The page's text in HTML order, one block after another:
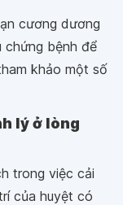
cương dương
chứng bệnh để
khảo một số
lý ở lòng
trong việc cải
của huyệt có